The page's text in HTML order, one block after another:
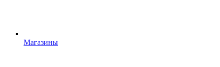
Магазины